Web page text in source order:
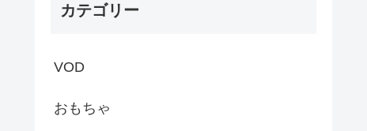
カテゴリー
VOD
おもちゃ